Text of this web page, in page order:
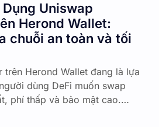
Uniswap
Herond Wallet:
chuỗi an toàn và tối
trên Herond Wallet đang là lựa
dùng DeFi muốn swap
phí thấp và bảo mật cao.…